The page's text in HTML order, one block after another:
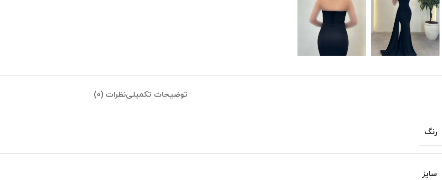
توضیحات تکمیلینظرات (0)
رنگ
سایز